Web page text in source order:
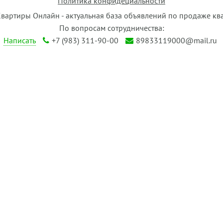
Онлайн - актуальная база объявлений по продаже
По вопросам сотрудничества:
Написать
+7 (983) 311-90-00 89833119000@mail.ru